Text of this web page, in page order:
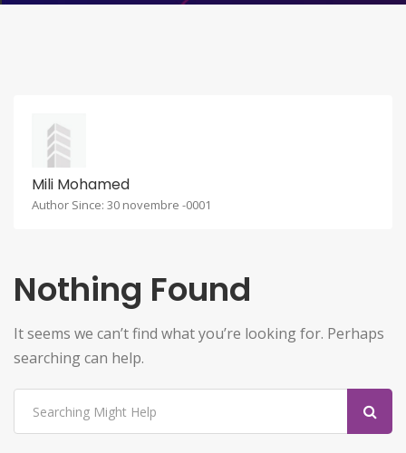
Mili Mohamed
Author Since: 30 novembre -0001
Nothing Found
It seems we can’t find what you’re looking for. Perhaps
searching can help.